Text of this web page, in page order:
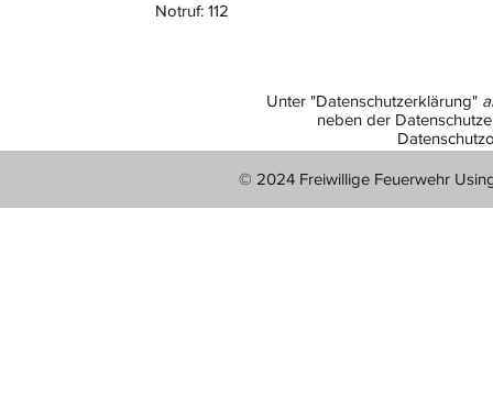
Notruf: 112
Unter "Datenschutzerklärung"
neben der
© 2024 Freiwillige Feuerwehr